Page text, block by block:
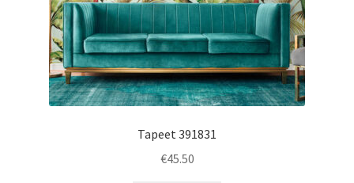
Tapeet 391831
€45.50